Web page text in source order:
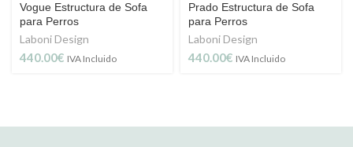
Vogue Estructura de Sofa
para Perros
Laboni Design
440.00€ IVA Incluido
Prado Estructura de Sofa
para Perros
Laboni Design
440.00€ IVA Incluido